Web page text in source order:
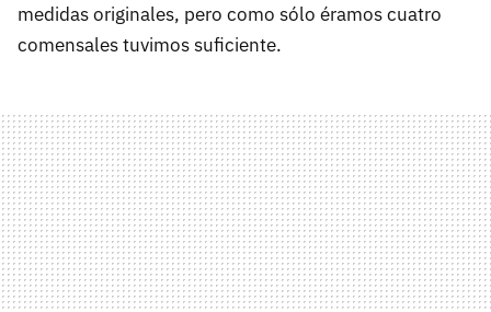
medidas originales, pero como sólo éramos cuatro
comensales tuvimos suficiente.